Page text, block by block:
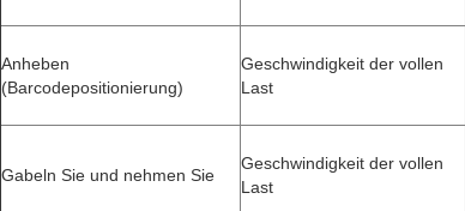
Anheben
(Barcodepositionierung)
Geschwindigkeit der vollen
Last
Gabeln Sie und nehmen Sie
Geschwindigkeit der vollen
Last